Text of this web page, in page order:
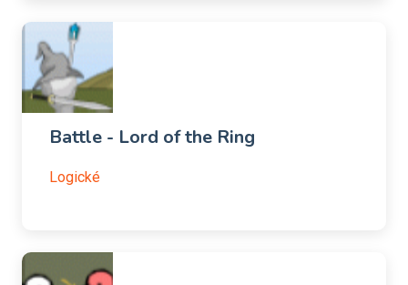
Battle - Lord of the Ring
Logické